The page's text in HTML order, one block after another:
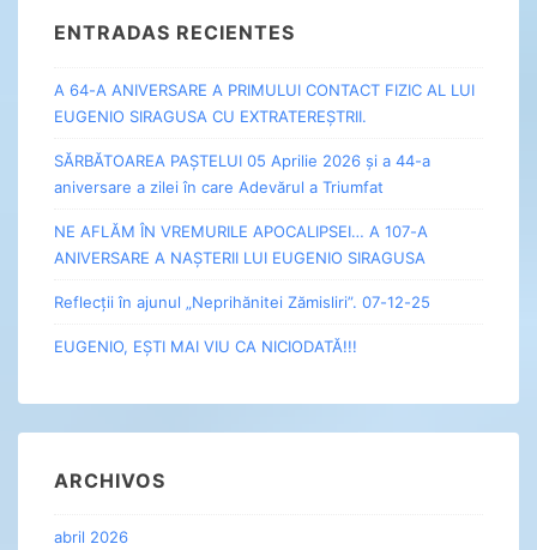
ENTRADAS RECIENTES
A 64-A ANIVERSARE A PRIMULUI CONTACT FIZIC AL LUI
EUGENIO SIRAGUSA CU EXTRATEREȘTRII.
SĂRBĂTOAREA PAȘTELUI 05 Aprilie 2026 și a 44-a
aniversare a zilei în care Adevărul a Triumfat
NE AFLĂM ÎN VREMURILE APOCALIPSEI… A 107-A
ANIVERSARE A NAȘTERII LUI EUGENIO SIRAGUSA
Reflecții în ajunul „Neprihănitei Zămisliri”. 07-12-25
EUGENIO, EȘTI MAI VIU CA NICIODATĂ!!!
ARCHIVOS
abril 2026